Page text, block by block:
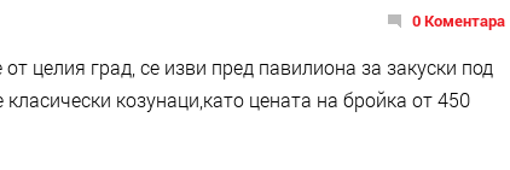
0 Коментара
целия град, се изви пред павилиона за закуски под
козунаци,като цената на бройка от 450